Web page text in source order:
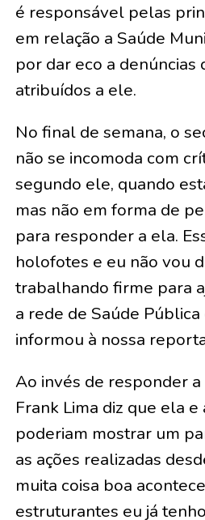
é responsável pelas
em relação a Saúde
por dar eco a denúncias
atribuídos a ele.
No final de semana, o
não se incomoda com
segundo ele, quando
mas não em forma de
para responder a ela.
holofotes e eu não vou
trabalhando firme para
a rede de Saúde Pública
informou à nossa
Ao invés de responder
Frank Lima diz que ela e
poderiam mostrar um
as ações realizadas
muita coisa boa
estruturantes eu já